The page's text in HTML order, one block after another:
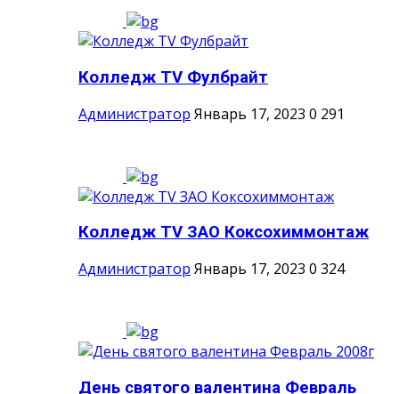
Колледж TV Фулбрайт
Администратор Январь 17, 2023 0 291
Колледж TV ЗАО Коксохиммонтаж
Администратор Январь 17, 2023 0 324
День святого валентина Февраль